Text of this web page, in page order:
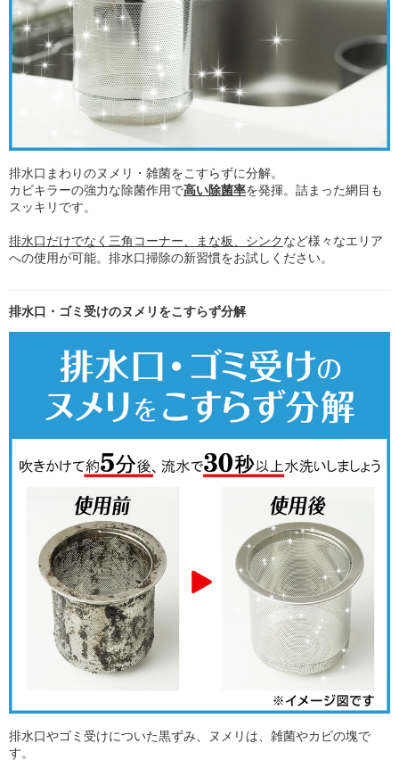
排水口まわりのヌメリ・雑菌をこすらずに分解。
カビキラーの強力な除菌作用で高い除菌率を発揮。詰まった網目も
スッキリです。
排水口だけでなく三角コーナー、まな板、シンクなど様々なエリア
への使用が可能。排水口掃除の新習慣をお試しください。
排水口・ゴミ受けのヌメリをこすらず分解
排水口やゴミ受けについた黒ずみ、ヌメリは、雑菌やカビの塊で
す。